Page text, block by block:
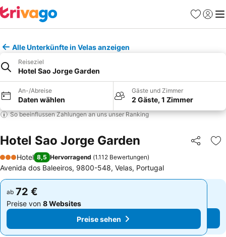
Favoriten
Alle Unterkünfte in Velas anzeigen
Reiseziel
Hotel Sao Jorge Garden
An-/Abreise
Daten wählen
Gäste und Zimmer
2 Gäste, 1 Zimmer
So beeinflussen Zahlungen an uns unser Ranking
Hotel Sao Jorge Garden Teilen
3 Sterne
Hotel 8,5 Hervorragend (1.112 Bewertungen)
Avenida dos Baleeiros, 9800-548, Velas, Portugal
ab 72 €
Preise von 8 Websites
Preise sehen
ab 72 €
Preise von 8 Websites
Preise sehen